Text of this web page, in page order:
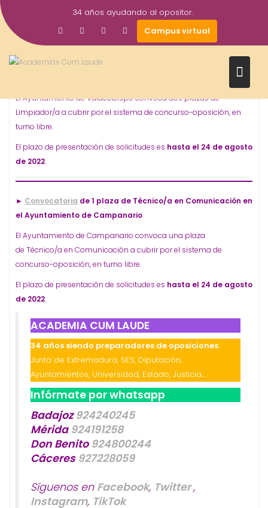
Saltar
al
contenido
34 años ayudando al opositor.
Campus virtual
Ago
2022
Gestor AcademiasCumLaude
OPOSICIONES - ESPECIALIDADES
►Convocatoria
El Ayuntamiento de Valdeobispo convoca dos plazas de
Limpiador/a a cubrir por el sistema de concurso-oposición, en
turno libre.
El plazo de presentación de solicitudes es hasta el 24 de agosto
de 2022.
► Convocatoria de 1 plaza de Técnico/a en Comunicación en
el Ayuntamiento de Campanario
El Ayuntamiento de Campanario convoca una plaza
de Técnico/a en Comunicación a cubrir por el sistema de
concurso-oposición, en turno libre.
El plazo de presentación de solicitudes es hasta el 24 de agosto
de 2022.
ACADEMIA CUM LAUDE
34 años siendo preparadores de oposiciones:
Junta de Extremadura, SES, Diputación,
Ayuntamientos, Universidad, Estado, Justicia…
Infórmate por whatsapp
Badajoz924240245
Mérida 924191258
Don Benito 924800244
Cáceres 927228059
Síguenos en Facebook, Twitter,
Instagram, TikTok